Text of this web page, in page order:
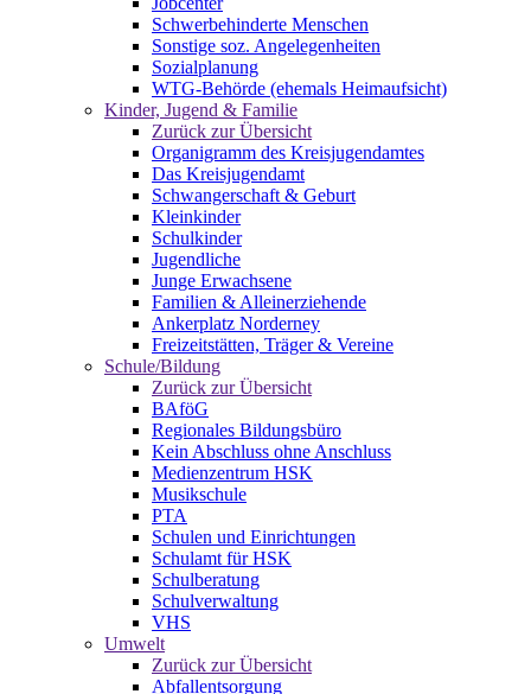
Schwerbehinderte Menschen
Sonstige soz. Angelegenheiten
Sozialplanung
WTG-Behörde (ehemals Heimaufsicht)
Kinder, Jugend & Familie
Zurück zur Übersicht
Organigramm des Kreisjugendamtes
Das Kreisjugendamt
Schwangerschaft & Geburt
Kleinkinder
Schulkinder
Jugendliche
Junge Erwachsene
Familien & Alleinerziehende
Ankerplatz Norderney
Freizeitstätten, Träger & Vereine
Schule/Bildung
Zurück zur Übersicht
BAföG
Regionales Bildungsbüro
Kein Abschluss ohne Anschluss
Medienzentrum HSK
Musikschule
PTA
Schulen und Einrichtungen
Schulamt für HSK
Schulberatung
Schulverwaltung
VHS
Umwelt
Zurück zur Übersicht
Abfallentsorgung